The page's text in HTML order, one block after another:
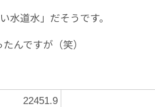
水道水」だそうです。
んですが（笑）
22451.9